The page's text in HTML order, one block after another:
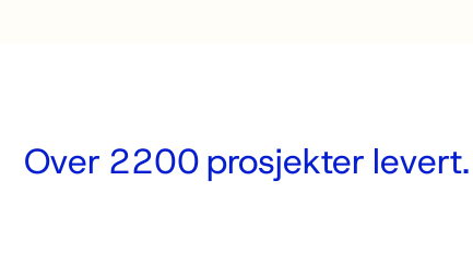
Over 2200 prosjekter levert.